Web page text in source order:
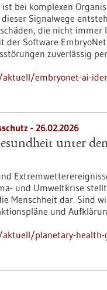
bei komplexen
Signalwege
die nicht immer
der Software
zuverlässig
embryonet-ai-
- 26.02.2026
unter
und Umweltkrise
Menschheit dar. Sind
und
planetary-health-